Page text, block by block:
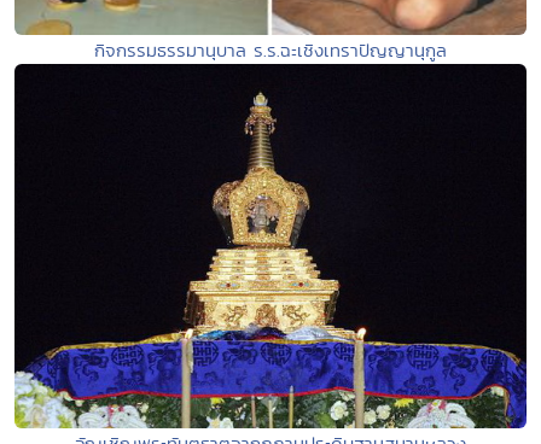
กิจกรรมธรรมานุบาล ร.ร.ฉะเชิงเทราปัญญานุกูล